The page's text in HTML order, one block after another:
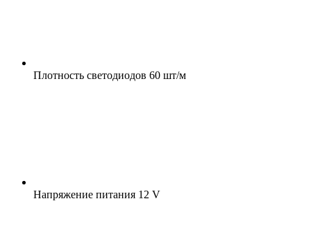
Плотность светодиодов 60 шт/м
Напряжение питания 12 V